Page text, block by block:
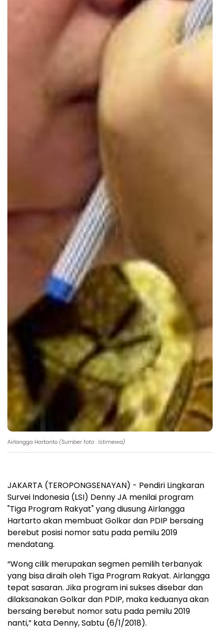
Airlangga Hartanto (Sumber foto : Istimewa)
JAKARTA (TEROPONGSENAYAN) - Pendiri Lingkaran
Survei Indonesia (LSI) Denny JA menilai program
"Tiga Program Rakyat" yang diusung Airlangga
Hartarto akan membuat Golkar dan PDIP bersaing
berebut posisi nomor satu pada pemilu 2019
mendatang.
“Wong cilik merupakan segmen pemilih terbanyak
yang bisa diraih oleh Tiga Program Rakyat. Airlangga
tepat sasaran. Jika program ini sukses disebar dan
dilaksanakan Golkar dan PDIP, maka keduanya akan
bersaing berebut nomor satu pada pemilu 2019
nanti,” kata Denny, Sabtu (6/1/2018).